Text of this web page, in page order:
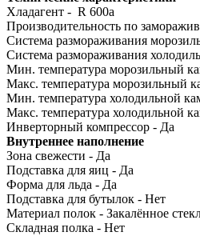
Хладагент - R 600a
Производительность по
Система размораживания
Система размораживания
Мин. температура морозильный
Макс. температура морозильный
Мин. температура холодильной
Макс. температура холодильной
Инверторный компрессор - Да
Внутреннее наполнение
Зона свежести - Да
Подставка для яиц - Да
Форма для льда - Да
Подставка для бутылок - Нет
Материал полок - Закалённое
Складная полка - Нет